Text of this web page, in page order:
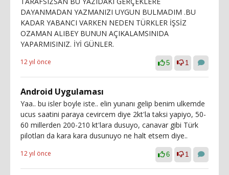
DAYANMADAN YAZMANIZI UYGUN BULMADIM .BU
KADAR YABANCI VARKEN NEDEN TÜRKLER İŞSİZ
OZAMAN ALIBEY BUNUN AÇIKALAMSINIDA
YAPARMISINIZ. İYİ GÜNLER.
12 yıl önce 5 1
Android Uygulaması
Yaa.. bu isler boyle iste.. elin yunanı gelip benim ulkemde
ucus saatini paraya cevircem diye 2kt'la taksi yapiyo, 50-
60 millerden 200-210 kt'lara dusuyo, canavar gibi Türk
pilotları da kara kara dusunuyo ne halt etsem diye..
12 yıl önce 6 1